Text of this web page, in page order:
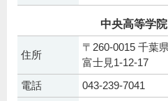
中央高等学
住所
〒260-0015 千葉
富士見1-12-17
電話 043-239-7041